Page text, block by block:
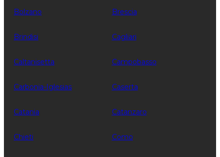
Bolzano Brescia
Brindisi Cagliari
Caltanisetta Campobasso
Carbonia-Iglesias Caserta
Catania Catanzaro
Chieti Como